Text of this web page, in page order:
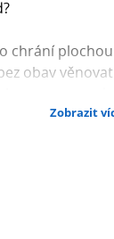
chrání
obav
poškození.
vůči
Zobrazit